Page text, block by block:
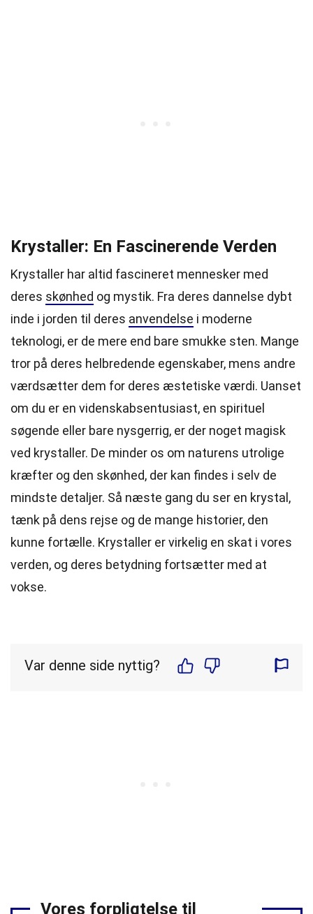
Krystaller: En Fascinerende Verden
Krystaller har altid fascineret mennesker med
deres skønhed og mystik. Fra deres dannelse dybt
inde i jorden til deres anvendelse i moderne
teknologi, er de mere end bare smukke sten. Mange
tror på deres helbredende egenskaber, mens andre
værdsætter dem for deres æstetiske værdi. Uanset
om du er en videnskabsentusiast, en spirituel
søgende eller bare nysgerrig, er der noget magisk
ved krystaller. De minder os om naturens utrolige
kræfter og den skønhed, der kan findes i selv de
mindste detaljer. Så næste gang du ser en krystal,
tænk på dens rejse og de mange historier, den
kunne fortælle. Krystaller er virkelig en skat i vores
verden, og deres betydning fortsætter med at
vokse.
Var denne side nyttig?
Vores forpligtelse til